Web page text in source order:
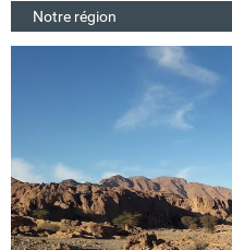
Notre région